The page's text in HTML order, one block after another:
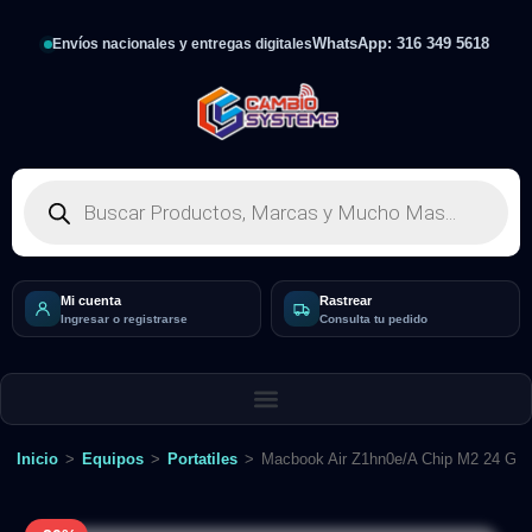
Envíos nacionales y entregas digitalesWhatsApp: 316 349 5618
Mi cuenta
Ingresar o registrarse
Rastrear
Consulta tu pedido
Inicio > Equipos > Portatiles > Macbook Air Z1hn0e/A Chip M2 24